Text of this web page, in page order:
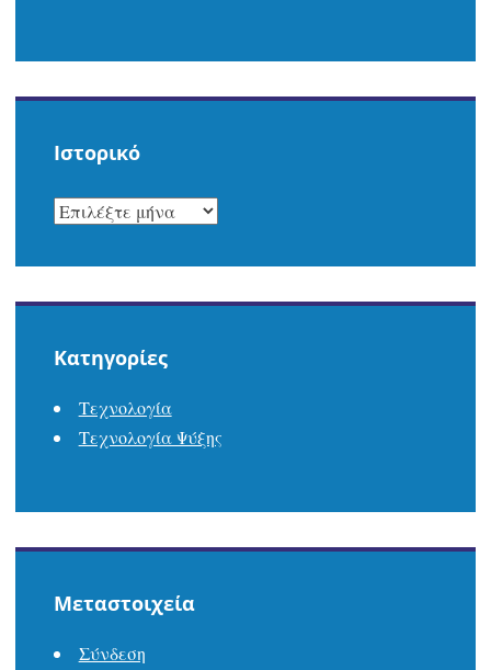
Ιστορικό
ΙΣΤΟΡΙΚΌ
Kατηγορίες
Τεχνολογία
Τεχνολογία Ψύξης
Μεταστοιχεία
Σύνδεση